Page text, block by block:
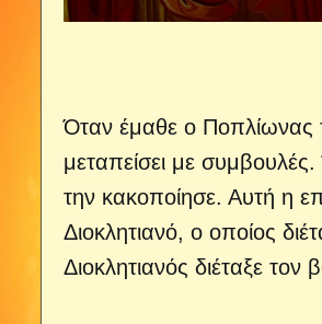
Όταν έμαθε ο Ποπλίωνας
μεταπείσει με
την κακοποίησε. Αυτή η
Διοκλητιανό, ο οποίος
Διοκλητιανός διέταξε τον